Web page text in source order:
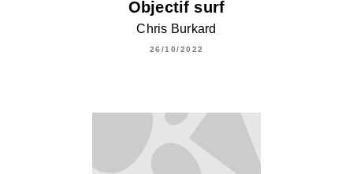
Objectif surf
Chris Burkard
26/10/2022